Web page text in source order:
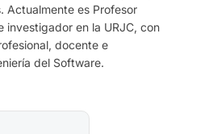
Actualmente es Profesor
investigador en la URJC, con
docente e
del Software.